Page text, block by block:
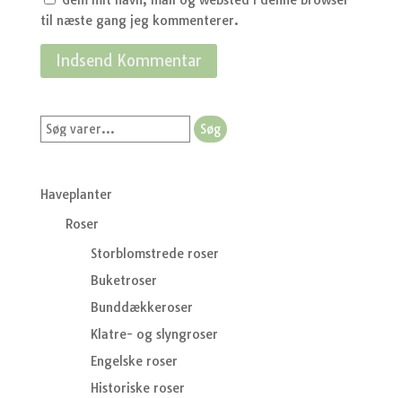
til næste gang jeg kommenterer.
Søg
efter:
Søg
Haveplanter
Roser
Storblomstrede roser
Buketroser
Bunddækkeroser
Klatre- og slyngroser
Engelske roser
Historiske roser